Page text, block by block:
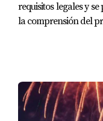
Ingreso neto =
ROI = ($27,400 /
Aunque este ROI es
requisitos legales y
la comprensión del